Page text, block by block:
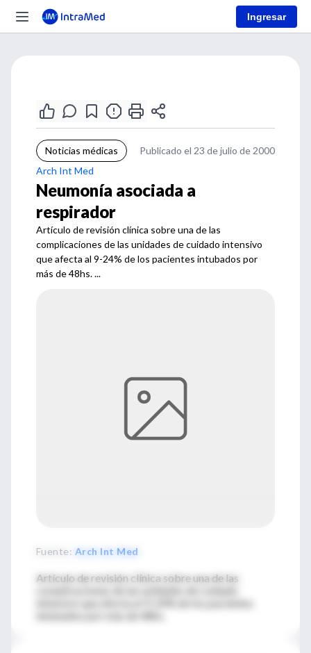
Ingresar
Noticias médicas
Publicado el 23 de julio de 2000
Arch Int Med
Neumonía asociada a
respirador
Artículo de revisión clínica sobre una de las
complicaciones de las unidades de cuidado intensivo
que afecta al 9-24% de los pacientes intubados por
más de 48hs. ...
Fuente: Arch Int Med
Artículo de revisión clínica sobre una de las
intensivo que afecta al 9-24% de los pacientes